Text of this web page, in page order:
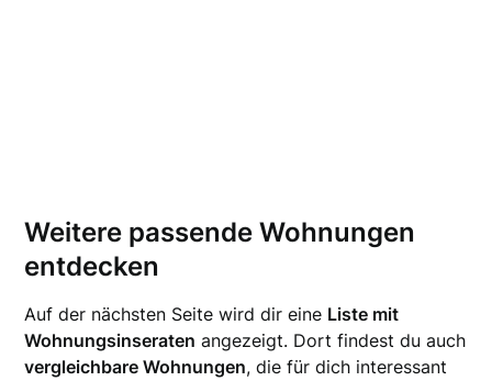
Weitere passende Wohnungen
entdecken
Auf der nächsten Seite wird dir eine Liste mit
Wohnungsinseraten angezeigt. Dort findest du auch
vergleichbare Wohnungen, die für dich interessant